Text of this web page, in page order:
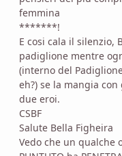
femmina
*******!
E cosi cala il silenzio,
padiglione mentre
(interno del
eh?) se la mangia
due eroi.
CSBF
Salute Bella Figheira
Vedo che un qualche